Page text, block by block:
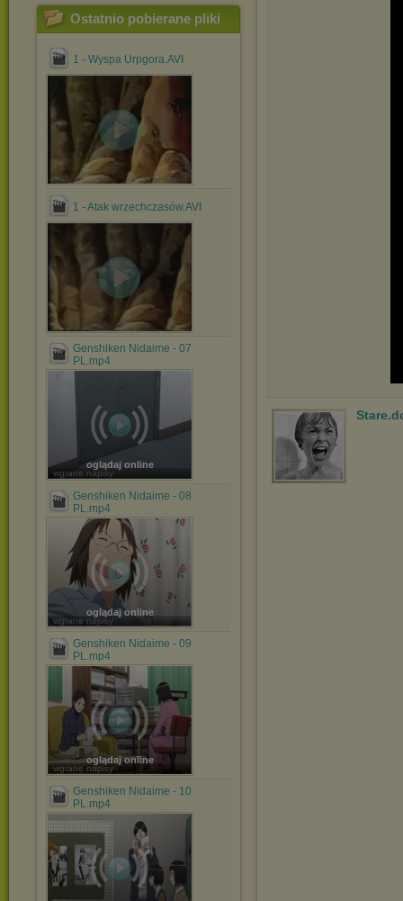
Ostatnio pobierane pliki
1 - Wyspa Urpgora.AVI
1 - Atak wrzechczasów.AVI
Genshiken Nidaime - 07
PL.mp4
oglądaj online
wgrane napisy
Genshiken Nidaime - 08
PL.mp4
oglądaj online
wgrane napisy
Genshiken Nidaime - 09
PL.mp4
oglądaj online
wgrane napisy
Genshiken Nidaime - 10
PL.mp4